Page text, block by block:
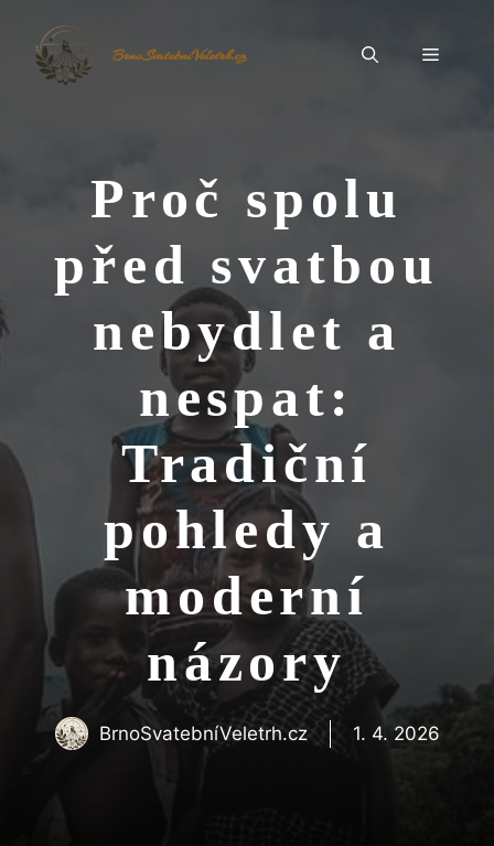
obsah
BrnoSvatebníVeletrh.cz Menu
Proč spolu
před svatbou
nebydlet a
nespat:
Tradiční
pohledy a
moderní
názory
BrnoSvatebníVeletrh.cz 1. 4. 2026